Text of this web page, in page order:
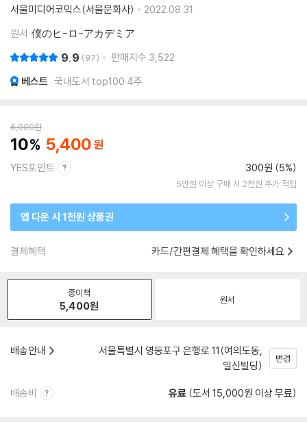
서울미디어코믹스(서울문화사)
2022.08.31.
원서 僕のヒ-ロ-アカデミア
9.9 97 판매지수 3,522
베스트 국내도서 top100 4주
6,000원
10 5,400
YES포인트 300원 (5%)
5만원 이상 구매 시 2천원 추가 적립
앱 다운 시 1천원 상품권
결제혜택 카드/간편결제 혜택을 확인하세요
종이책
5,400원 원서
배송안내
서울특별시 영등포구 은행로 11(여의도동,
일신빌딩)
변경
배송비 유료 (도서 15,000원 이상 무료)